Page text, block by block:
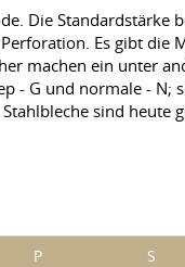
Die Standardstärke
Es gibt die
machen ein unter
- G und normale -
sind heute
P S